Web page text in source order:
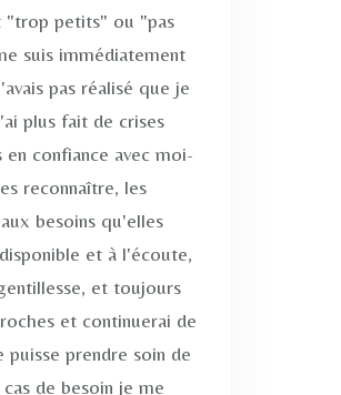
"trop petits" ou "pas
suis immédiatement
pas réalisé que je
plus fait de crises
confiance avec moi-
reconnaître, les
besoins qu'elles
et à l'écoute,
et toujours
et continuerai de
prendre soin de
de besoin je me